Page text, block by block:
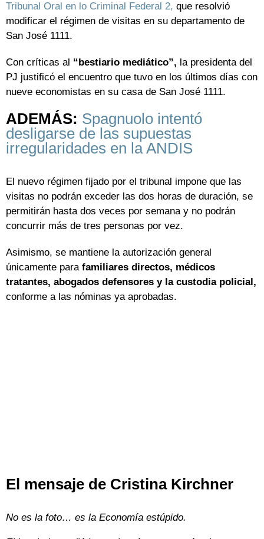
Tribunal Oral en lo Criminal Federal 2, que resolvió
modificar el régimen de visitas en su departamento de
San José 1111.
Con críticas al “bestiario mediático”, la presidenta del
PJ justificó el encuentro que tuvo en los últimos días con
nueve economistas en su casa de San José 1111.
ADEMÁS: Spagnuolo intentó
desligarse de las supuestas
irregularidades en la ANDIS
El nuevo régimen fijado por el tribunal impone que las
visitas no podrán exceder las dos horas de duración, se
permitirán hasta dos veces por semana y no podrán
concurrir más de tres personas por vez.
Asimismo, se mantiene la autorización general
únicamente parafamiliares directos, médicos
tratantes, abogados defensores y la custodia policial,
conforme a las nóminas ya aprobadas.
El mensaje de Cristina Kirchner
No es la foto… es la Economía estúpido.